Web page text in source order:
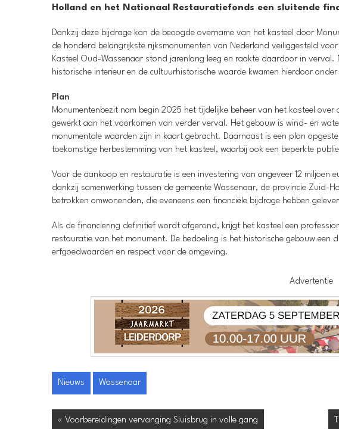
Holland en het Nationaal Restauratiefonds een sluitende
Dankzij deze bijdrage kan de beoogde overname van het kasteel door
de honderd belangrijkste rijksmonumenten van Nederland veiliggesteld
Kasteel Oud-Wassenaar stond jarenlang leeg en raakte daardoor in
historische interieur en de cultuurhistorische waarde kwamen hierdoor
Plan
Monumentenbezit nam begin 2025 het tijdelijke beheer van het kasteel
gewerkt aan het voorkomen van verder verval. Het gebouw is wind- en
monumentale waarden zijn in kaart gebracht. Daarnaast is een plan
toekomstige herbestemming van het kasteel, waarbij ook een beperkte
Voor de aankoop en restauratie is een investering van ongeveer 12 miljoen
dankzij samenwerking tussen de gemeente Wassenaar, de provincie Zuid-
betrokken omwonenden, die eveneens een financiële bijdrage hebben
Als de financiering definitief wordt afgerond, krijgt het kasteel een
restauratie van het monument. De bedoeling is het historische gebouw een
erfgoedwaarden en respect voor de omgeving.
Advertentie
Nieuws Wassenaar
« Voorbereidingen vervanging Sluisbrug in volle gang